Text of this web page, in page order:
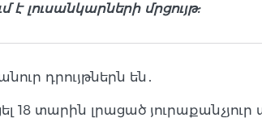
մրցույթ:
դրույթներն են․
18 տարին լրացած